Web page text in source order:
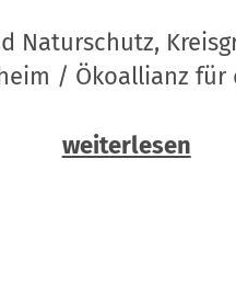
Naturschutz,
/ Ökoallianz für
weiterlesen